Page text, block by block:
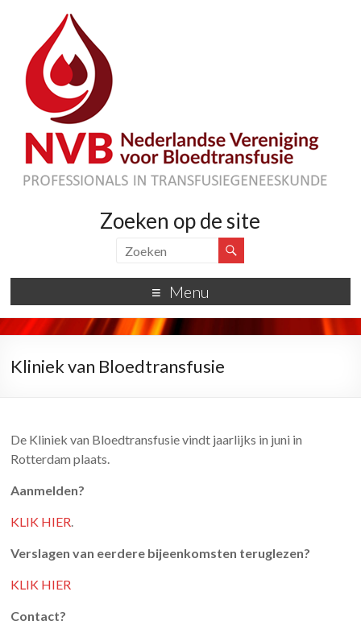
Zoeken op de site
Menu
Kliniek van Bloedtransfusie
De Kliniek van Bloedtransfusie vindt jaarlijks in juni in
Rotterdam plaats.
Aanmelden?
KLIK HIER.
Verslagen van eerdere bijeenkomsten teruglezen?
KLIK HIER
Contact?